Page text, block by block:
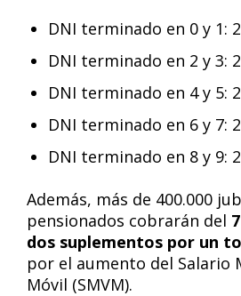
DNI terminado en 0 y 1:
DNI terminado en 2 y 3:
DNI terminado en 4 y 5:
DNI terminado en 6 y 7:
DNI terminado en 8 y 9:
Además, más de 400.000
pensionados cobrarán del
dos suplementos por un
por el aumento del Salario
Móvil (SMVM).